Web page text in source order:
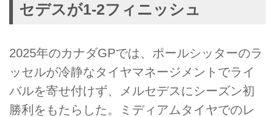
セデスが1-2フィニッシュ
2025年のカナダGPでは、ポールシッターのラ
ッセルが冷静なタイヤマネージメントでライ
バルを寄せ付けず、メルセデスにシーズン初
勝利をもたらした。ミディアムタイヤでのレ